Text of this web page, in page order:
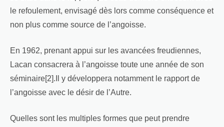
le refoulement, envisagé dès lors comme conséquence et
non plus comme source de l’angoisse.
En 1962, prenant appui sur les avancées freudiennes,
Lacan consacrera à l’angoisse toute une année de son
séminaire[2].Il y développera notamment le rapport de
l’angoisse avec le désir de l’Autre.
Quelles sont les multiples formes que peut prendre